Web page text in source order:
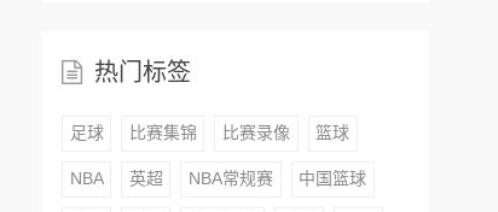
热门标签
足球 比赛集锦 比赛录像 篮球
NBA 英超 NBA常规赛 中国篮球